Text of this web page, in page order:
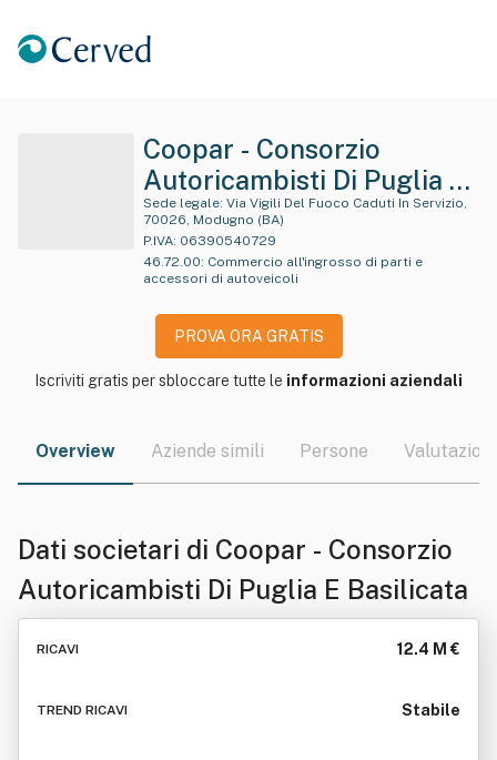
Coopar - Consorzio
Autoricambisti Di Puglia E
Basilicata
Sede legale:
70026, Modugno (BA)
P.IVA: 06390540729
46.72.00: Commercio all'ingrosso di parti e
accessori di autoveicoli
PROVA ORA GRATIS
Iscriviti gratis per sbloccare tutte le informazioni aziendali
Overview Aziende simili Persone Valutazioni
Dati societari di Coopar - Consorzio
Autoricambisti Di Puglia E Basilicata
RICAVI 12.4 M €
TREND RICAVI Stabile